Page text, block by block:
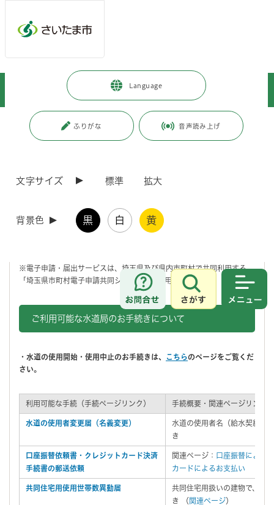
Language
ふりがな 音声読み上げ
文字サイズ 標準 拡大
背景色 黒 白 黄
お問合せ
さがす
暮らし・手続き > 上下水道・ごみ 上水道
水道料金・届出ガイド
電子申請・届出サービス
更新日付：2026年3月23日 / ページ番号：C049511
電子申請・届出サービスは、自宅や職場などのパソコンやスマートフォ
当該サービスでは、インターネットを利用した通信を安全に行うため、
申請等の情報を送受信する際の通信経路の暗号化を行っています。ま
た、不正アクセスの排除・データの改ざん防止・ウイルス対策など、万
※電子申請・届出サービスは、埼玉県及び県内市町村で共同利用する
「埼玉県市町村電子申請共同システム」を使用しています。
ご利用可能な水道局のお手続きについて
・水道の使用開始・使用中止のお手続きは、 こちらのページをご覧くだ
さい。
利用可能な手続（手続ページリンク） 手続概要・関連ページリンク
水道の使用者変更届（名義変更）
水道の使用者名（給水契約者
き
口座振替依頼書・クレジットカード決済
手続書の郵送依頼
関連ページ： 口座振替による
カードによるお支払い
共同住宅用使用世帯数異動届
共同住宅用扱いの建物で、世
き （ 関連ページ）